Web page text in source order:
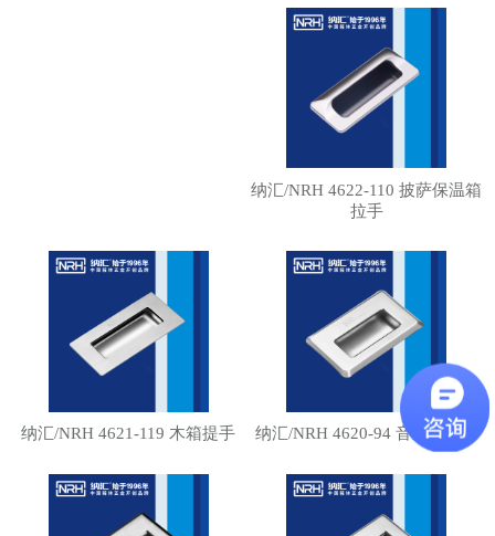
纳汇/NRH 4622-110 披萨保温箱
拉手
纳汇/NRH 4621-119 木箱提手 纳汇/NRH 4620-94 音乐箱拉手